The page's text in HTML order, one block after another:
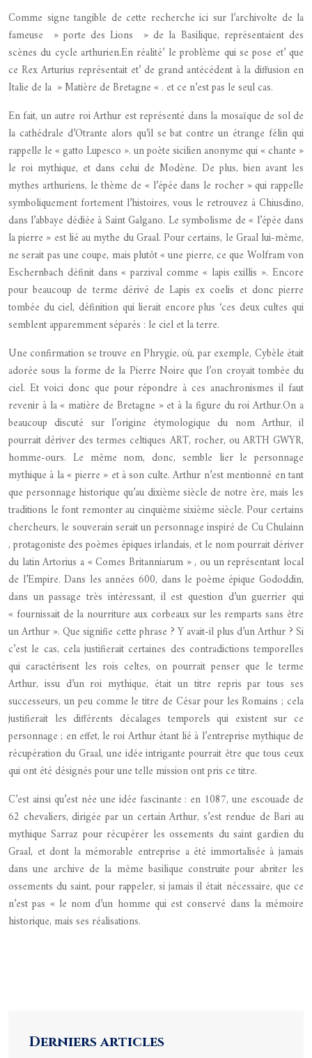
Comme signe tangible de cette recherche ici sur l’archivolte de la
fameuse » porte des Lions » de la Basilique, représentaient des
scènes du cycle arthurien.En réalité’ le problème qui se pose et’ que
ce Rex Arturius représentait et’ de grand antécédent à la diffusion en
Italie de la » Matière de Bretagne « . et ce n’est pas le seul cas.
En fait, un autre roi Arthur est représenté dans la mosaïque de sol de
la cathédrale d’Otrante alors qu’il se bat contre un étrange félin qui
rappelle le « gatto Lupesco ». un poète sicilien anonyme qui « chante »
le roi mythique, et dans celui de Modène. De plus, bien avant les
mythes arthuriens, le thème de « l’épée dans le rocher » qui rappelle
symboliquement fortement l’histoires, vous le retrouvez à Chiusdino,
dans l’abbaye dédiée à Saint Galgano. Le symbolisme de « l’épée dans
la pierre » est lié au mythe du Graal. Pour certains, le Graal lui-même,
ne serait pas une coupe, mais plutôt « une pierre, ce que Wolfram von
Eschernbach définit dans « parzival comme « lapis exillis ». Encore
pour beaucoup de terme dérivé de Lapis ex coelis et donc pierre
tombée du ciel, définition qui lierait encore plus ‘ces deux cultes qui
semblent apparemment séparés : le ciel et la terre.
Une confirmation se trouve en Phrygie, où, par exemple, Cybèle était
adorée sous la forme de la Pierre Noire que l’on croyait tombée du
ciel. Et voici donc que pour répondre à ces anachronismes il faut
revenir à la « matière de Bretagne » et à la figure du roi Arthur.On a
beaucoup discuté sur l’origine étymologique du nom Arthur, il
pourrait dériver des termes celtiques ART, rocher, ou ARTH GWYR,
homme-ours. Le même nom, donc, semble lier le personnage
mythique à la « pierre » et à son culte. Arthur n’est mentionné en tant
que personnage historique qu’au dixième siècle de notre ère, mais les
traditions le font remonter au cinquième sixième siècle. Pour certains
chercheurs, le souverain serait un personnage inspiré de Cu Chulainn
, protagoniste des poèmes épiques irlandais, et le nom pourrait dériver
du latin Artorius a « Comes Britanniarum » , ou un représentant local
de l’Empire. Dans les années 600, dans le poème épique Gododdin,
dans un passage très intéressant, il est question d’un guerrier qui
« fournissait de la nourriture aux corbeaux sur les remparts sans être
un Arthur ». Que signifie cette phrase ? Y avait-il plus d’un Arthur ? Si
c’est le cas, cela justifierait certaines des contradictions temporelles
qui caractérisent les rois celtes, on pourrait penser que le terme
Arthur, issu d’un roi mythique, était un titre repris par tous ses
successeurs, un peu comme le titre de César pour les Romains ; cela
justifierait les différents décalages temporels qui existent sur ce
personnage ; en effet, le roi Arthur étant lié à l’entreprise mythique de
récupération du Graal, une idée intrigante pourrait être que tous ceux
qui ont été désignés pour une telle mission ont pris ce titre.
C’est ainsi qu’est née une idée fascinante : en 1087, une escouade de
62 chevaliers, dirigée par un certain Arthur, s’est rendue de Bari au
mythique Sarraz pour récupérer les ossements du saint gardien du
Graal, et dont la mémorable entreprise a été immortalisée à jamais
dans une archive de la même basilique construite pour abriter les
ossements du saint, pour rappeler, si jamais il était nécessaire, que ce
n’est pas « le nom d’un homme qui est conservé dans la mémoire
historique, mais ses réalisations.
Derniers articles